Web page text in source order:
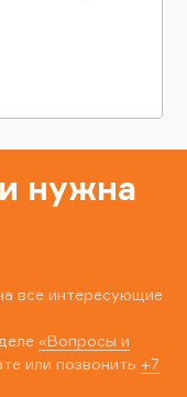
нужна
все интересующие
«Вопросы и
или позвонить +7